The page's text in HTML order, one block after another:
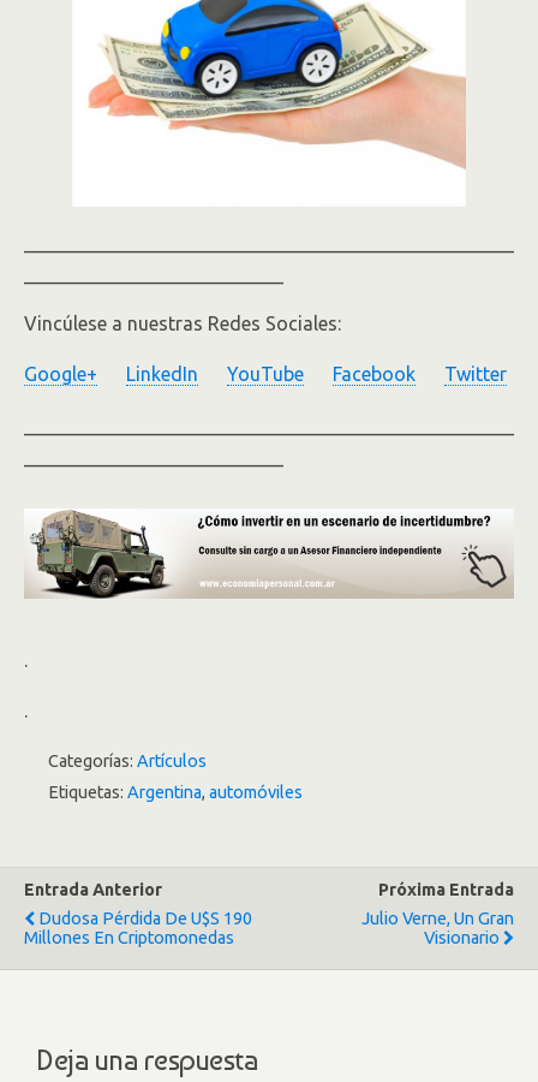
Vincúlese a nuestras Redes Sociales:
Google+ LinkedIn YouTube Facebook Twitter
.
.
Categorías: Artículos
Etiquetas: Argentina, automóviles
Entrada Anterior
Dudosa Pérdida De U$S 190
Millones En Criptomonedas
Próxima Entrada
Julio Verne, Un Gran
Visionario
Deja una respuesta